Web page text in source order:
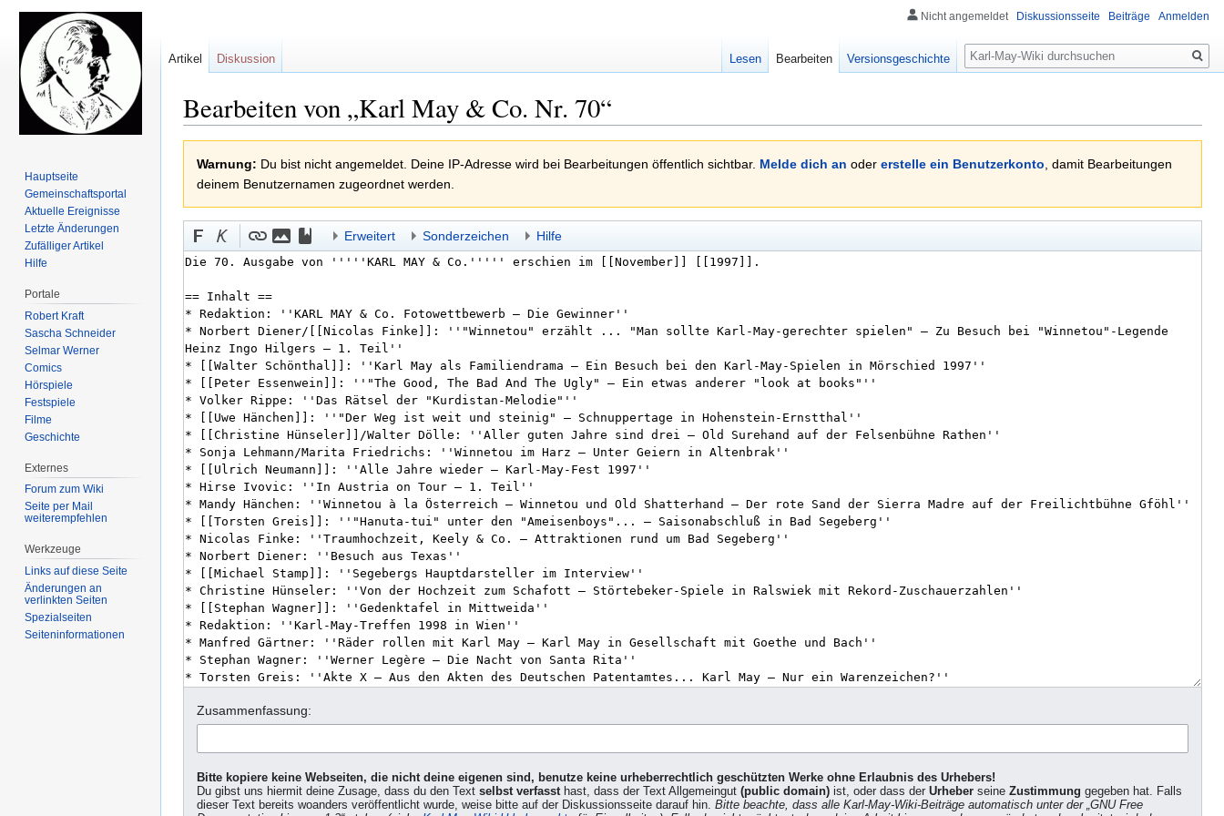
Bearbeiten von „Karl May & Co. Nr. 70“
Navigation
springen
Suche
springen
Warnung: Du bist nicht angemeldet. Deine IP-Adresse wird bei Bearbeitungen öffentlich sichtbar. Melde dich an oder erstelle ein Benutzerkonto, damit Bearbeitungen
deinem Benutzernamen zugeordnet werden.
Erweitert Sonderzeichen Hilfe
Zusammenfassung:
Bitte kopiere keine Webseiten, die nicht deine eigenen sind, benutze keine urheberrechtlich geschützten Werke ohne Erlaubnis des Urhebers!
Du gibst uns hiermit deine Zusage, dass du den Text selbst verfassthast, dass der Text Allgemeingut (public domain) ist, oder dass der Urheber seine Zustimmung gegeben hat. Falls
dieser Text bereits woanders veröffentlicht wurde, weise bitte auf der Diskussionsseite darauf hin. Bitte beachte, dass alle Karl-May-Wiki-Beiträge automatisch unter der „GNU Free
Nicht angemeldet Diskussionsseite Beiträge Anmelden
Artikel Diskussion Lesen Bearbeiten Versionsgeschichte
Suche
Hauptseite
Gemeinschafts­portal
Aktuelle Ereignisse
Letzte Änderungen
Zufälliger Artikel
Hilfe
Portale
Robert Kraft
Sascha Schneider
Selmar Werner
Comics
Hörspiele
Festspiele
Filme
Geschichte
Externes
Forum zum Wiki
Seite per Mail
weiterempfehlen
Werkzeuge
Links auf diese Seite
Änderungen an
verlinkten Seiten
Spezialseiten
Seiten­informationen